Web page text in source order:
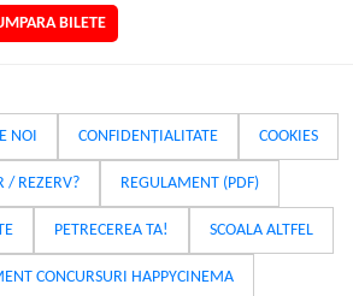
BILETE
NOI CONFIDENȚIALITATE COOKIES
/ REZERV? REGULAMENT (PDF)
PETRECEREA TA! SCOALA ALTFEL
CONCURSURI HAPPYCINEMA